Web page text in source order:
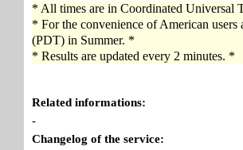
* All times are in Coordinated Universal
* For the convenience of American
(PDT) in Summer. *
* Results are updated every 2 minutes. *
Related informations:
-
Changelog of the service: